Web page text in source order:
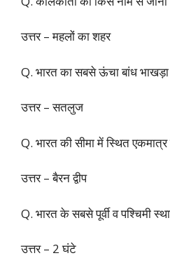
उत्तर – महलों का शहर
Q. भारत का सबसे ऊंचा बांध
उत्तर – सतलुज
Q. भारत की सीमा में स्थित
उत्तर – बैरन द्वीप
Q. भारत के सबसे पूर्वी व पश्चिमी
उत्तर – 2 घंटे